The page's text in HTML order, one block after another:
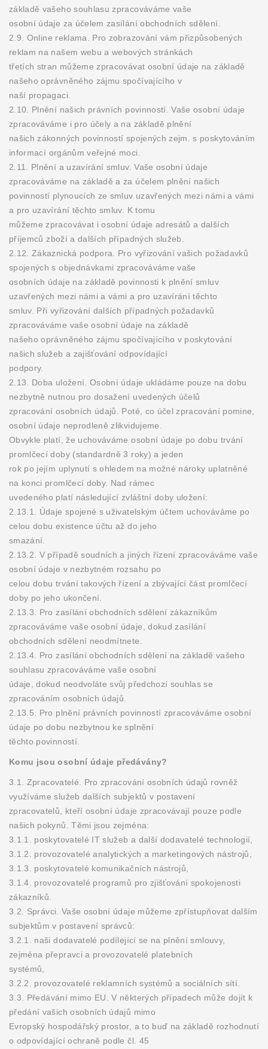
základě vašeho souhlasu zpracováváme vaše
osobní údaje za účelem zasílání obchodních sdělení.
2.9. Online reklama. Pro zobrazování vám přizpůsobených
reklam na našem webu a webových stránkách
třetích stran můžeme zpracovávat osobní údaje na základě
našeho oprávněného zájmu spočívajícího v
naší propagaci.
2.10. Plnění našich právních povinností. Vaše osobní údaje
zpracováváme i pro účely a na základě plnění
našich zákonných povinností spojených zejm. s poskytováním
informací orgánům veřejné moci.
2.11. Plnění a uzavírání smluv. Vaše osobní údaje
zpracováváme na základě a za účelem plnění našich
povinností plynoucích ze smluv uzavřených mezi námi a vámi
a pro uzavírání těchto smluv. K tomu
můžeme zpracovávat i osobní údaje adresátů a dalších
příjemců zboží a dalších případných služeb.
2.12. Zákaznická podpora. Pro vyřizování vašich požadavků
spojených s objednávkami zpracováváme vaše
osobních údaje na základě povinnosti k plnění smluv
uzavřených mezi námi a vámi a pro uzavírání těchto
smluv. Při vyřizování dalších případných požadavků
zpracováváme vaše osobní údaje na základě
našeho oprávněného zájmu spočívajícího v poskytování
našich služeb a zajišťování odpovídající
podpory.
2.13. Doba uložení. Osobní údaje ukládáme pouze na dobu
nezbytně nutnou pro dosažení uvedených účelů
zpracování osobních údajů. Poté, co účel zpracování pomine,
osobní údaje neprodleně zlikvidujeme.
Obvykle platí, že uchováváme osobní údaje po dobu trvání
promlčecí doby (standardně 3 roky) a jeden
rok po jejím uplynutí s ohledem na možné nároky uplatněné
na konci promlčecí doby. Nad rámec
uvedeného platí následující zvláštní doby uložení:
2.13.1. Údaje spojené s uživatelským účtem uchováváme po
celou dobu existence účtu až do jeho
smazání.
2.13.2. V případě soudních a jiných řízení zpracováváme vaše
osobní údaje v nezbytném rozsahu po
celou dobu trvání takových řízení a zbývající část promlčecí
doby po jeho ukončení.
2.13.3. Pro zasílání obchodních sdělení zákazníkům
zpracováváme vaše osobní údaje, dokud zasílání
obchodních sdělení neodmítnete.
2.13.4. Pro zasílání obchodních sdělení na základě vašeho
souhlasu zpracováváme vaše osobní
údaje, dokud neodvoláte svůj předchozí souhlas se
zpracováním osobních údajů.
2.13.5. Pro plnění právních povinností zpracováváme osobní
údaje po dobu nezbytnou ke splnění
těchto povinností.
Komu jsou osobní údaje předávány?
3.1. Zpracovatelé. Pro zpracování osobních údajů rovněž
využíváme služeb dalších subjektů v postavení
zpracovatelů, kteří osobní údaje zpracovávají pouze podle
našich pokynů. Těmi jsou zejména:
3.1.1. poskytovatelé IT služeb a další dodavatelé technologií,
3.1.2. provozovatelé analytických a marketingových nástrojů,
3.1.3. poskytovatelé komunikačních nástrojů,
3.1.4. provozovatelé programů pro zjišťování spokojenosti
zákazníků.
3.2. Správci. Vaše osobní údaje můžeme zpřístupňovat dalším
subjektům v postavení správců:
3.2.1. naši dodavatelé podílející se na plnění smlouvy,
zejména přepravci a provozovatelé platebních
systémů,
3.2.2. provozovatelé reklamních systémů a sociálních sítí.
3.3. Předávání mimo EU. V některých případech může dojít k
předání vašich osobních údajů mimo
Evropský hospodářský prostor, a to buď na základě rozhodnutí
o odpovídající ochraně podle čl. 45